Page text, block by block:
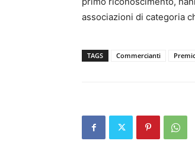
associazioni di categoria
TAGS Commercianti